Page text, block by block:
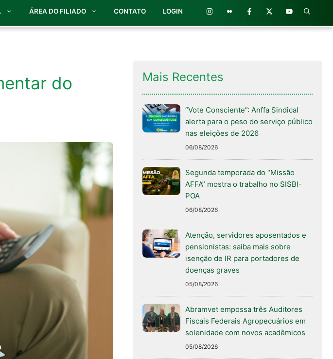
ÁREA DO FILIADO CONTATO LOGIN
do
Mais Recentes
“Vote Consciente”: Anffa Sindical
alerta para o peso do serviço público
nas eleições de 2026
06/08/2026
Segunda temporada do “Missão
AFFA” mostra o trabalho no SISBI-
POA
06/08/2026
Atenção, servidores aposentados e
pensionistas: saiba mais sobre
isenção de IR para portadores de
doenças graves
05/08/2026
Abramvet empossa três Auditores
Fiscais Federais Agropecuários em
solenidade com novos acadêmicos
05/08/2026